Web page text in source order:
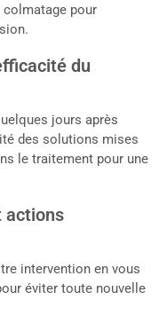
pour
du
jours après
des solutions mises
le traitement pour une
actions
intervention en vous
éviter toute nouvelle